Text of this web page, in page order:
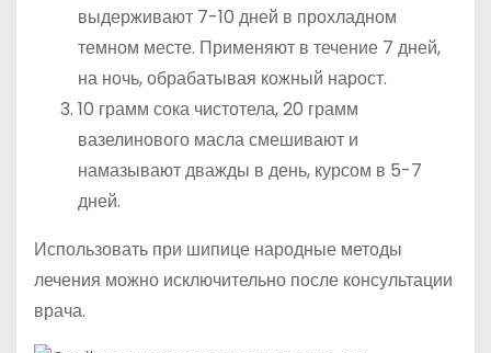
выдерживают 7-10 дней в прохладном
темном месте. Применяют в течение 7 дней,
на ночь, обрабатывая кожный нарост.
10 грамм сока чистотела, 20 грамм
вазелинового масла смешивают и
намазывают дважды в день, курсом в 5-7
дней.
Использовать при шипице народные методы
лечения можно исключительно после консультации
врача.